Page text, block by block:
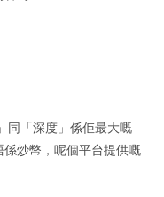
同「深度」係佢最大嘅
炒幣，呢個平台提供嘅